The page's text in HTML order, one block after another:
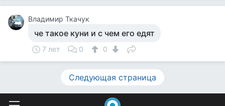
Владимир Ткачук
че такое куни и с чем его едят
7 лет 0 0
Следующая страница